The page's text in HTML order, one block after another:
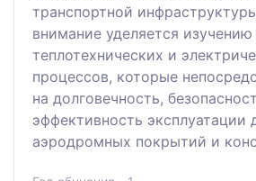
транспортной
внимание уделяется
теплотехнических и
процессов, которые
на долговечность,
эффективность
аэродромных покрытий и